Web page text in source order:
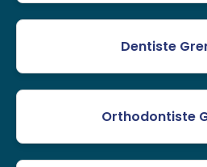
Dentiste
Orthodontiste